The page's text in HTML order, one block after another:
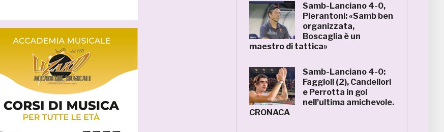
Samb-Lanciano 4-0,
Pierantoni: «Samb ben
organizzata,
Boscaglia è un
maestro di tattica»
Samb-Lanciano 4-0:
Faggioli (2), Candellori
e Perrotta in gol
nell’ultima amichevole.
CRONACA